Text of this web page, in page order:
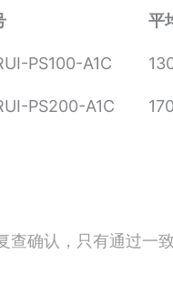
平
PS100-A1C
PS200-A1C
查确认，只有通过一